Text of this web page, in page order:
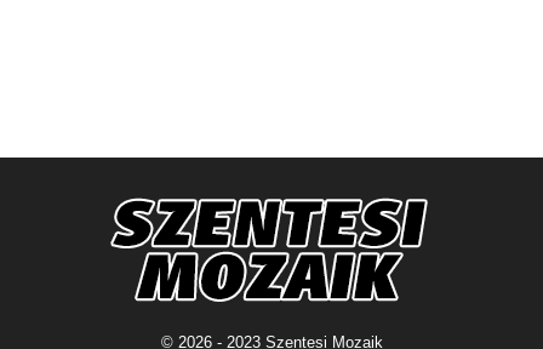
© 2026 - 2023 Szentesi Mozaik